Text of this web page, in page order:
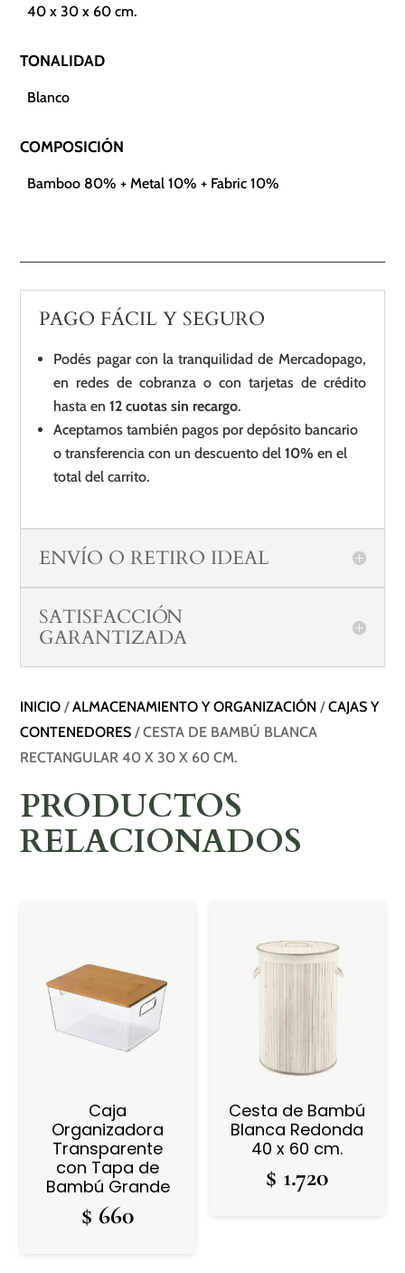
40 x 30 x 60 cm.
TONALIDAD
Blanco
COMPOSICIÓN
Bamboo 80% + Metal 10% + Fabric 10%
PAGO FÁCIL Y SEGURO
Podés pagar con la tranquilidad de Mercadopago,
en redes de cobranza o con tarjetas de crédito
hasta en12 cuotas sin recargo.
Aceptamos también pagos por depósito bancario
o transferencia con un descuento del10% en el
total del carrito.
ENVÍO O RETIRO IDEAL
SATISFACCIÓN
GARANTIZADA
INICIO /ALMACENAMIENTO Y ORGANIZACIÓN /CAJAS Y
CONTENEDORES / CESTA DE BAMBÚ BLANCA
RECTANGULAR 40 X 30 X 60 CM.
PRODUCTOS
RELACIONADOS
Caja
Organizadora
Transparente
con Tapa de
Bambú Grande
$ 660
Cesta de Bambú
Blanca Redonda
40 x 60 cm.
$ 1.720